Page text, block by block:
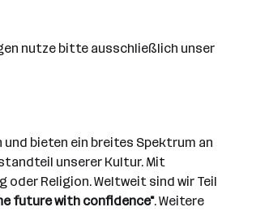
nutze bitte ausschließlich unser
bieten ein breites Spektrum an
unserer Kultur. Mit
Religion. Weltweit sind wir Teil
future with confidence". Weitere